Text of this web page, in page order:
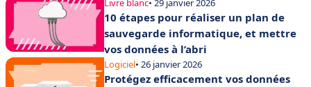
Livre blanc• 29 janvier 2026
10 étapes pour réaliser un plan de
sauvegarde informatique, et mettre
vos données à l’abri
Logiciel• 26 janvier 2026
Protégez efficacement vos données